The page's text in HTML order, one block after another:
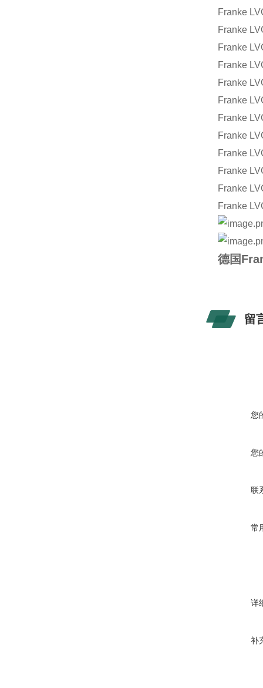
Franke
Franke
Franke
Franke
Franke
Franke
Franke
Franke
Franke
Franke
Franke
Franke
德国
留
您
您
联
常
详
补